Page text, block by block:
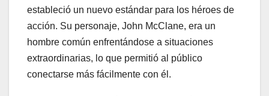
estableció un nuevo estándar para los héroes de
acción. Su personaje, John McClane, era un
hombre común enfrentándose a situaciones
extraordinarias, lo que permitió al público
conectarse más fácilmente con él.